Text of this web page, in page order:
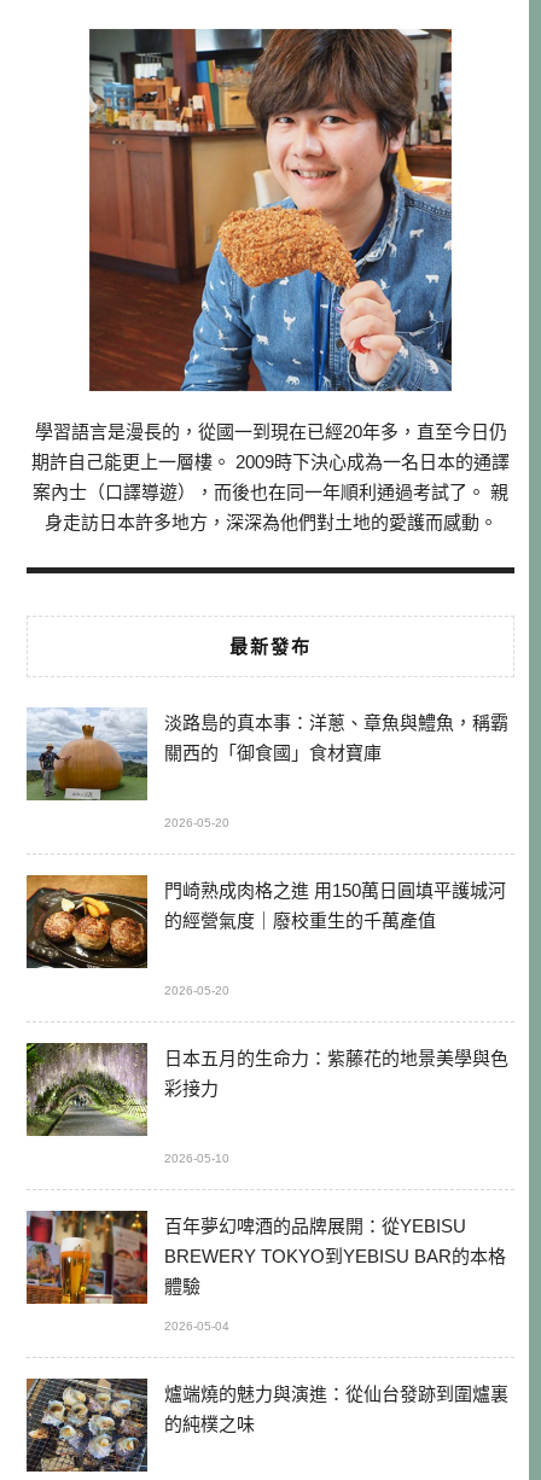
學習語言是漫長的，從國一到現在已經20年多，直至今日仍
期許自己能更上一層樓。 2009時下決心成為一名日本的通譯
案內士（口譯導遊），而後也在同一年順利通過考試了。 親
身走訪日本許多地方，深深為他們對土地的愛護而感動。
最新發布
淡路島的真本事：洋蔥、章魚與鱧魚，稱霸
關西的「御食國」食材寶庫
2026-05-20
門崎熟成肉格之進 用150萬日圓填平護城河
的經營氣度｜廢校重生的千萬產值
2026-05-20
日本五月的生命力：紫藤花的地景美學與色
彩接力
2026-05-10
百年夢幻啤酒的品牌展開：從YEBISU
BREWERY TOKYO到YEBISU BAR的本格
體驗
2026-05-04
爐端燒的魅力與演進：從仙台發跡到圍爐裏
的純樸之味